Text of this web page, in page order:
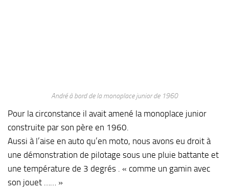
André à bord de la monoplace junior de 1960
Pour la circonstance il avait amené la monoplace junior
construite par son père en 1960.
Aussi à l’aise en auto qu’en moto, nous avons eu droit à
une démonstration de pilotage sous une pluie battante et
une température de 3 degrés . « comme un gamin avec
son jouet …… »